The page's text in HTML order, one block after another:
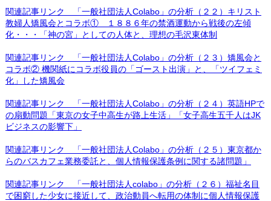
関連記事リンク 「一般社団法人Colabo」の分析（２２）キリスト
教婦人矯風会とコラボ① １８８６年の禁酒運動から戦後の左傾
化・・・「神の宮」としての人体と、理想の毛沢東体制
関連記事リンク 「一般社団法人Colabo」の分析（２３）矯風会と
コラボ② 機関紙にコラボ役員の「ゴースト出演」と、「ツイフェミ
化」した矯風会
関連記事リンク 「一般社団法人Colabo」の分析（２４）英語HPで
の扇動問題「東京の女子中高生が路上生活」「女子高生五千人はJK
ビジネスの影響下」
関連記事リンク 「一般社団法人Colabo」の分析（２５）東京都か
らのバスカフェ業務委託と、個人情報保護条例に関する諸問題」
関連記事リンク 「一般社団法人colabo」の分析（２６）福祉名目
で困窮した少女に接近して、政治動員へ転用の体制に個人情報保護